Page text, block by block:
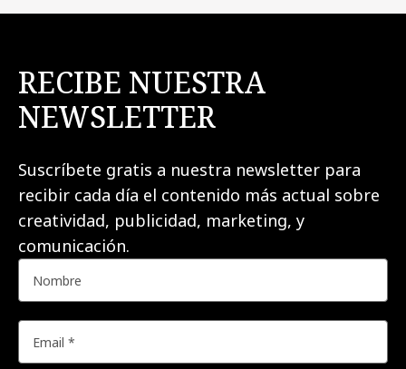
RECIBE NUESTRA
NEWSLETTER
Suscríbete gratis a nuestra newsletter para
recibir cada día el contenido más actual sobre
creatividad, publicidad, marketing, y
comunicación.